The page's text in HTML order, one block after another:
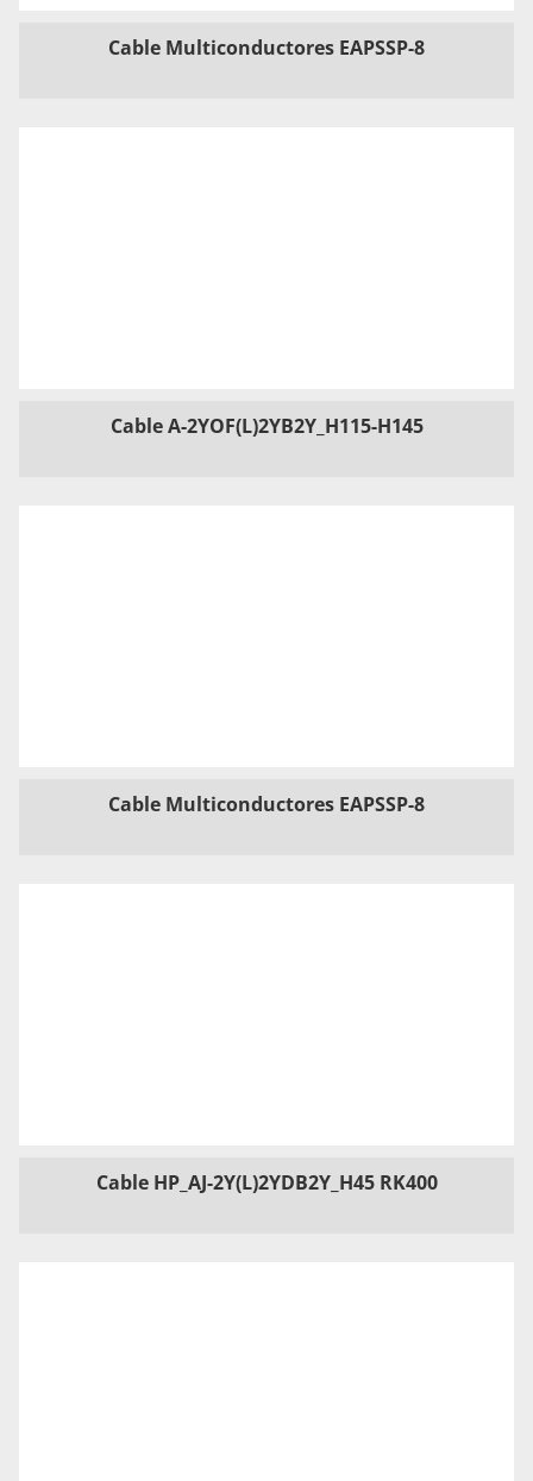
Cable Multiconductores EAPSSP-8
Cable A-2YOF(L)2YB2Y_H115-H145
Cable Multiconductores EAPSSP-8
Cable HP_AJ-2Y(L)2YDB2Y_H45 RK400